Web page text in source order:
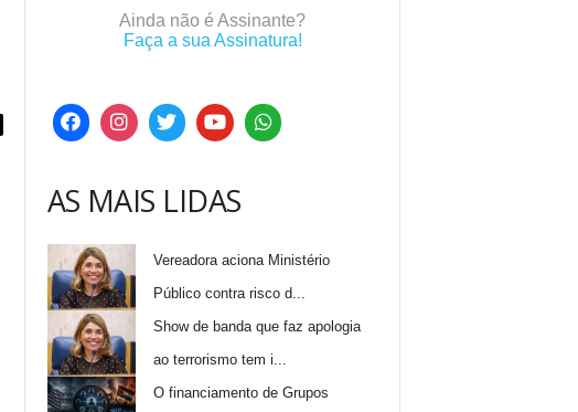
Ainda não é Assinante?
Faça a sua Assinatura!
AS MAIS LIDAS
Vereadora aciona Ministério
Público contra risco d...
Show de banda que faz apologia
ao terrorismo tem i...
O financiamento de Grupos